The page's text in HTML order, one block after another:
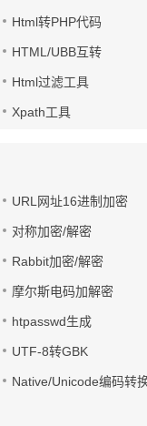
Html转PHP代码
HTML/UBB互转
Html过滤工具
Xpath工具
URL网址16进制加密
对称加密/解密
Rabbit加密/解密
摩尔斯电码加解密
htpasswd生成
UTF-8转GBK
Native/Unicode编码转